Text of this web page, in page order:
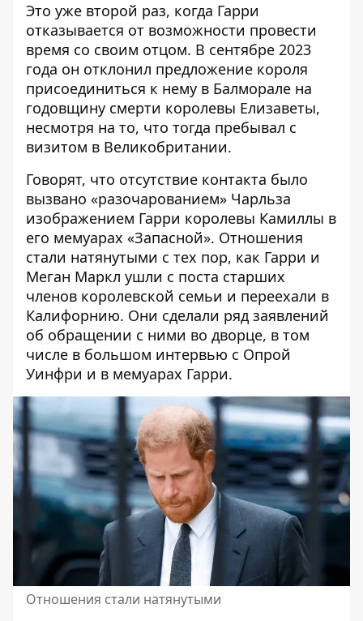
Это уже второй раз, когда Гарри
отказывается от возможности провести
время со своим отцом. В сентябре 2023
года он отклонил предложение короля
присоединиться к нему в Балморале на
годовщину смерти королевы Елизаветы,
несмотря на то, что тогда пребывал с
визитом в Великобритании.
Говорят, что отсутствие контакта было
вызвано «разочарованием» Чарльза
изображением Гарри королевы Камиллы в
его мемуарах «Запасной». Отношения
стали натянутыми с тех пор, как Гарри и
Меган Маркл ушли с поста старших
членов королевской семьи и переехали в
Калифорнию. Они сделали ряд заявлений
об обращении с ними во дворце, в том
числе в большом интервью с Опрой
Уинфри и в мемуарах Гарри.
Отношения стали натянутыми